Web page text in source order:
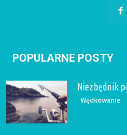
POPULARNE POSTY
Niezbędnik
Wędkowanie